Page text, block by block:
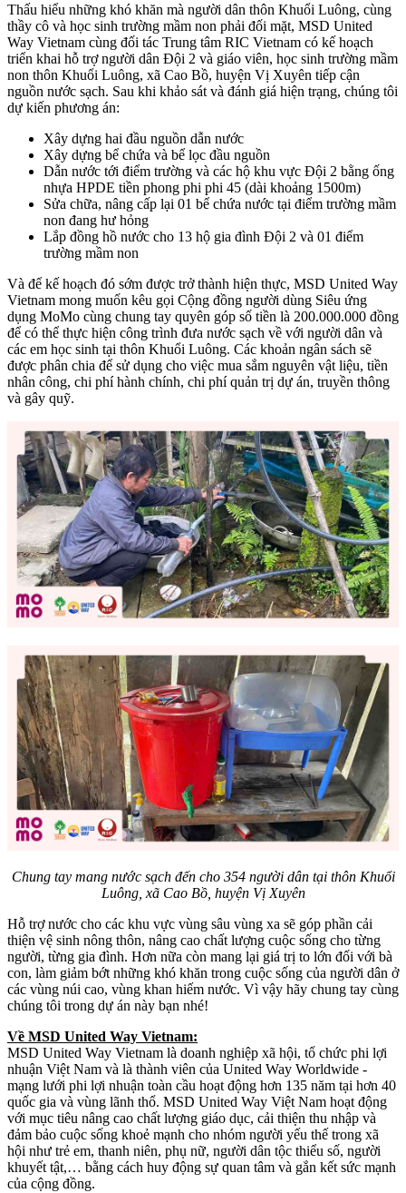
Thấu hiểu những khó khăn mà người dân thôn Khuổi Luông, cùng
thầy cô và học sinh trường mầm non phải đối mặt, MSD United
Way Vietnam cùng đối tác Trung tâm RIC Vietnam có kế hoạch
triển khai hỗ trợ người dân Đội 2 và giáo viên, học sinh trường mầm
non thôn Khuổi Luông, xã Cao Bồ, huyện Vị Xuyên tiếp cận
nguồn nước sạch. Sau khi khảo sát và đánh giá hiện trạng, chúng tôi
dự kiến phương án:
Xây dựng hai đầu nguồn dẫn nước
Xây dựng bể chứa và bể lọc đầu nguồn
Dẫn nước tới điểm trường và các hộ khu vực Đội 2 bằng ống
nhựa HPDE tiền phong phi phi 45 (dài khoảng 1500m)
Sửa chữa, nâng cấp lại 01 bể chứa nước tại điểm trường mầm
non đang hư hỏng
Lắp đồng hồ nước cho 13 hộ gia đình Đội 2 và 01 điểm
trường mầm non
Và để kế hoạch đó sớm được trở thành hiện thực, MSD United Way
Vietnam mong muốn kêu gọi Cộng đồng người dùng Siêu ứng
dụng MoMo cùng chung tay quyên góp số tiền là 200.000.000 đồng
để có thể thực hiện công trình đưa nước sạch về với người dân và
các em học sinh tại thôn Khuổi Luông. Các khoản ngân sách sẽ
được phân chia để sử dụng cho việc mua sắm nguyên vật liệu, tiền
nhân công, chi phí hành chính, chi phí quản trị dự án, truyền thông
và gây quỹ.
Chung tay mang nước sạch đến cho 354 người dân tại thôn Khuổi
Luông, xã Cao Bồ, huyện Vị Xuyên
Hỗ trợ nước cho các khu vực vùng sâu vùng xa sẽ góp phần cải
thiện vệ sinh nông thôn, nâng cao chất lượng cuộc sống cho từng
người, từng gia đình. Hơn nữa còn mang lại giá trị to lớn đối với bà
con, làm giảm bớt những khó khăn trong cuộc sống của người dân ở
các vùng núi cao, vùng khan hiếm nước. Vì vậy hãy chung tay cùng
chúng tôi trong dự án này bạn nhé!
Về MSD United Way Vietnam:
MSD United Way Vietnam là doanh nghiệp xã hội, tổ chức phi lợi
nhuận Việt Nam và là thành viên của United Way Worldwide -
mạng lưới phi lợi nhuận toàn cầu hoạt động hơn 135 năm tại hơn 40
quốc gia và vùng lãnh thổ. MSD United Way Việt Nam hoạt động
với mục tiêu nâng cao chất lượng giáo dục, cải thiện thu nhập và
đảm bảo cuộc sống khoẻ mạnh cho nhóm người yếu thế trong xã
hội như trẻ em, thanh niên, phụ nữ, người dân tộc thiểu số, người
khuyết tật,… bằng cách huy động sự quan tâm và gắn kết sức mạnh
của cộng đồng.